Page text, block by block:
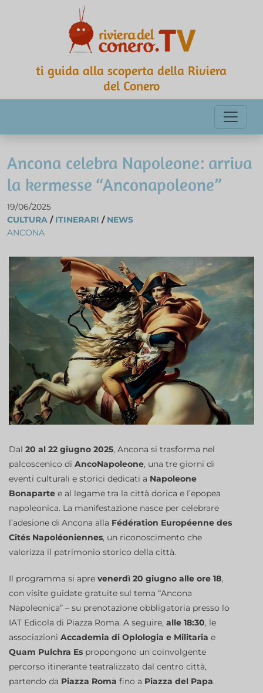
ti guida alla scoperta della Riviera
del Conero
Ancona celebra Napoleone: arriva
la kermesse “Anconapoleone”
19/06/2025
CULTURA / ITINERARI / NEWS
ANCONA
Dal 20 al 22 giugno 2025, Ancona si trasforma nel
palcoscenico di AncoNapoleone, una tre giorni di
eventi culturali e storici dedicati a Napoleone
Bonaparte e al legame tra la città dorica e l’epopea
napoleonica. La manifestazione nasce per celebrare
l’adesione di Ancona alla Fédération Européenne des
Cités Napoléoniennes, un riconoscimento che
valorizza il patrimonio storico della città.
Il programma si apre venerdì 20 giugno alle ore 18,
con visite guidate gratuite sul tema “Ancona
Napoleonica” – su prenotazione obbligatoria presso lo
IAT Edicola di Piazza Roma. A seguire, alle 18:30, le
associazioni Accademia di Oplologia e Militaria e
Quam Pulchra Es propongono un coinvolgente
percorso itinerante teatralizzato dal centro città,
partendo da Piazza Roma fino a Piazza del Papa.